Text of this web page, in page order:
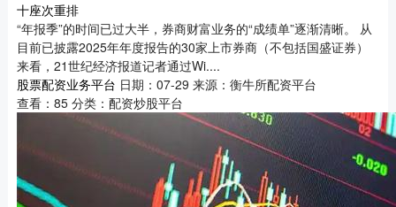
十座次重排
“年报季”的时间已过大半，券商财富业务的“成绩单”逐渐清晰。 从
目前已披露2025年年度报告的30家上市券商（不包括国盛证券）
来看，21世纪经济报道记者通过Wi....
股票配资业务平台 日期：07-29 来源：衡牛所配资平台
查看： 85分类： 配资炒股平台